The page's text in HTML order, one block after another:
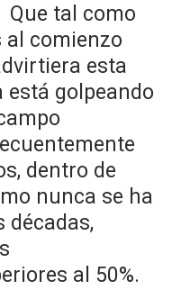
como
al comienzo
esta
está golpeando
dentro de
nunca se ha
décadas,
al 50%.